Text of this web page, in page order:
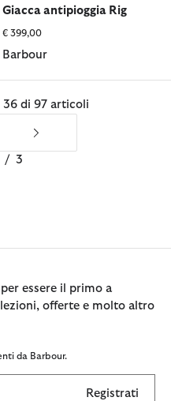
Giacca antipioggia Rig
€ 399,00
Barbour
36 di 97 articoli
/ 3
essere il primo a
offerte e molto altro
da Barbour.
Registrati